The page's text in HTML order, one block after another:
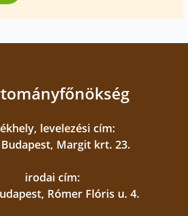
levelezési cím:
Budapest, Margit krt. 23.
irodai cím:
Rómer Flóris u. 4.